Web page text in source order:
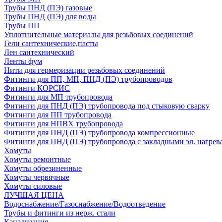
Трубы ПНД (ПЭ) газовые
Трубы ПНД (ПЭ) для воды
Трубы ПП
Уплотнительные материалы для резьбовых соединений
Гели сантехнические,пасты
Лен сантехнический
Ленты фум
Нити для гермеризации резьбовых соединений
Фитинги для ПП, МП, ПНД (ПЭ) трубопроводов
Фитинги КОРСИС
Фитинги для МП трубопровода
Фитинги для ПНД (ПЭ) трубопровода под стыковую сварку
Фитинги для ПП трубопровода
Фитинги для НПВХ трубопровода
Фитинги для ПНД (ПЭ) трубопровода компрессионные
Фитинги для ПНД (ПЭ) трубопровода с закладными эл.
Хомуты
Хомуты ремонтные
Хомуты обрезиненные
Хомуты червячные
Хомуты силовые
ЛУЧШАЯ ЦЕНА
Водоснабжение/Газоснабжение/Водоотведение
Трубы и фитинги из нерж. стали